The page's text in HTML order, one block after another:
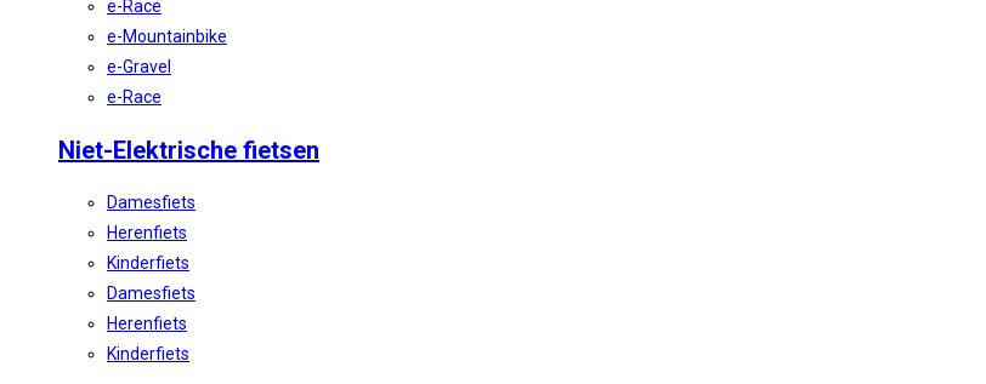
e-Race
e-Mountainbike
e-Gravel
e-Race
Niet-Elektrische fietsen
Damesfiets
Herenfiets
Kinderfiets
Damesfiets
Herenfiets
Kinderfiets